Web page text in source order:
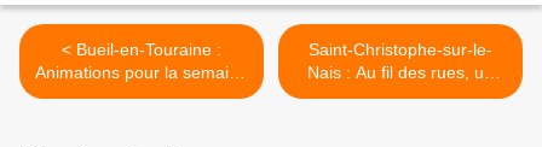
< Bueil-en-Touraine :
Animations pour la semaine
du Patrimoine
Saint-Christophe-sur-le-
Nais : Au fil des rues, un
village à découvrir >